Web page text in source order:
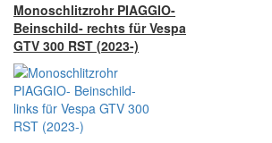
Monoschlitzrohr PIAGGIO-
Beinschild- rechts für Vespa
GTV 300 RST (2023-)